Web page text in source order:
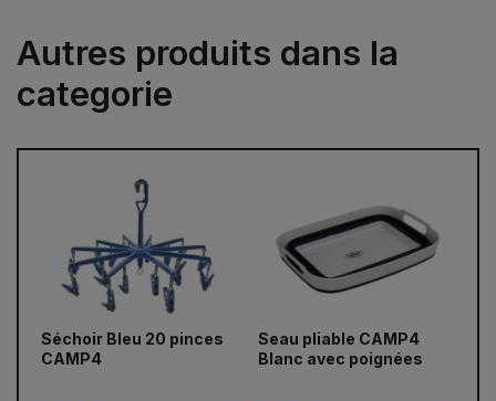
Autres produits dans la
categorie
Séchoir Bleu 20 pinces
CAMP4
Seau pliable CAMP4
Blanc avec poignées